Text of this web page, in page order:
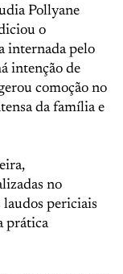
Pollyane
o
internada pelo
intenção de
comoção no
da família e
no
periciais
prática